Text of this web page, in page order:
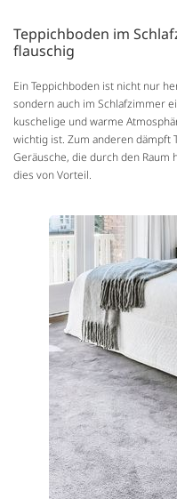
Teppichboden im
flauschig
Ein Teppichboden ist nicht nur
sondern auch im Schlafzimmer
kuschelige und warme
wichtig ist. Zum anderen dämpft
Geräusche, die durch den
dies von Vorteil.